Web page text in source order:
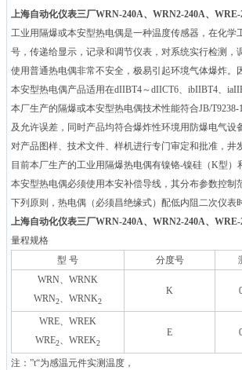
上海自动化仪表三厂WRN-240A、WRN2-240A、
工业用隔爆或本安型热电偶是一种温度传感器，在化
号，传递给显示，记录和调节仪表，对系统实行检测
使用普通热电偶非常不安全，极易引起环境气体爆炸
本安型热电偶产品适用在dIIBT4～dIICT6、ibIIBT4、
本厂生产的隔爆或本安型热电偶技术性能符合JB/
及允许误差，同时产品均符合爆炸性环境用防爆电气设
对产品图样、技术文件、样机进行专门审定和批准，井
目前本厂生产的工业用隔爆热电偶有镍铬-镍硅（K型）
本安型热电偶必须使用本安补偿导线，其分布参数控
下列原则，热电偶（必须昌绝缘式）配低内阻二次仪表
上海自动化仪表三厂WRN-240A、WRN2-240A、
量程规格
型 号
分度号
WRN、WRNK
WRN2、WRNK2
K
WRE、WREK
WRE2、WREK2
E
注：”t“为感温元件实测温度，